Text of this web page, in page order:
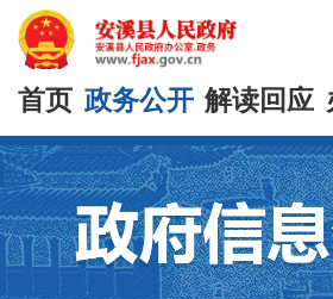
首页 政务公开 解读回应